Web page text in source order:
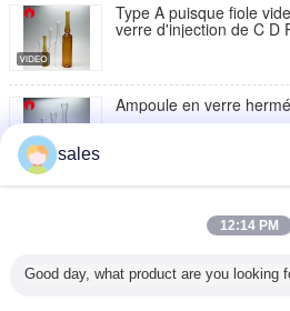
Type A puisque fiole
verre d'injection de C D
Ampoule en verre
d'injection d'Amber
1ml dégagent
sales
12:14 PM
Good day, what product are you looking